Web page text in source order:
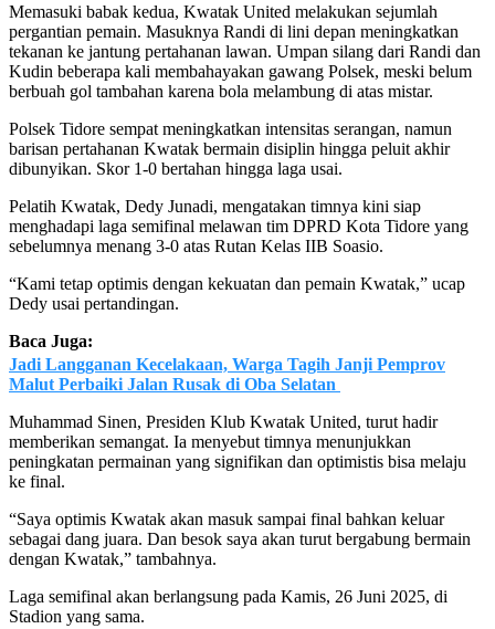
Memasuki babak kedua, Kwatak United melakukan sejumlah
pergantian pemain. Masuknya Randi di lini depan meningkatkan
tekanan ke jantung pertahanan lawan. Umpan silang dari Randi dan
Kudin beberapa kali membahayakan gawang Polsek, meski belum
berbuah gol tambahan karena bola melambung di atas mistar.
Polsek Tidore sempat meningkatkan intensitas serangan, namun
barisan pertahanan Kwatak bermain disiplin hingga peluit akhir
dibunyikan. Skor 1-0 bertahan hingga laga usai.
Pelatih Kwatak, Dedy Junadi, mengatakan timnya kini siap
menghadapi laga semifinal melawan tim DPRD Kota Tidore yang
sebelumnya menang 3-0 atas Rutan Kelas IIB Soasio.
“Kami tetap optimis dengan kekuatan dan pemain Kwatak,” ucap
Dedy usai pertandingan.
Baca Juga:
Jadi Langganan Kecelakaan, Warga Tagih Janji Pemprov
Malut Perbaiki Jalan Rusak di Oba Selatan
Muhammad Sinen, Presiden Klub Kwatak United, turut hadir
memberikan semangat. Ia menyebut timnya menunjukkan
peningkatan permainan yang signifikan dan optimistis bisa melaju
ke final.
“Saya optimis Kwatak akan masuk sampai final bahkan keluar
sebagai dang juara. Dan besok saya akan turut bergabung bermain
dengan Kwatak,” tambahnya.
Laga semifinal akan berlangsung pada Kamis, 26 Juni 2025, di
Stadion yang sama.